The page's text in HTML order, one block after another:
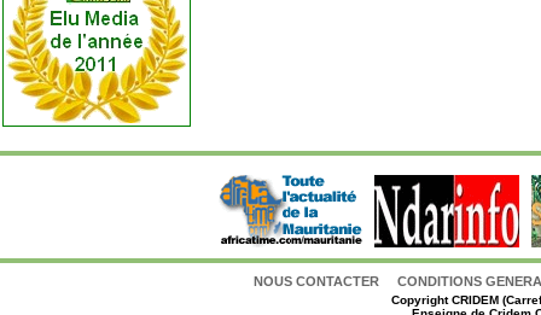
NOUS CONTACTER CONDITIONS
CopyrightCRIDEM